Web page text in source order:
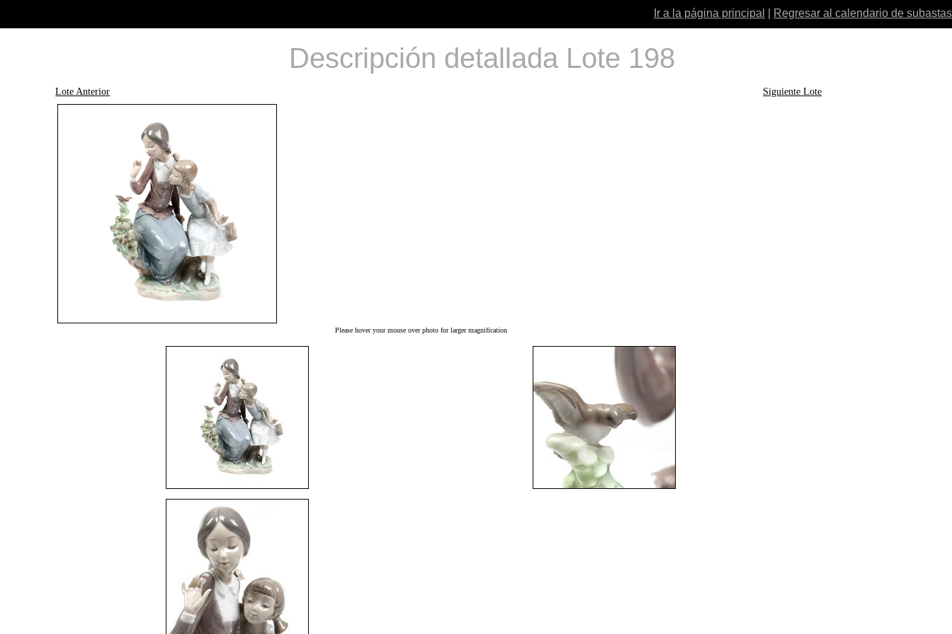
Ir a la página principal Regresar al calendario de subastas
Descripción detallada Lote 198
Lote Anterior Siguiente Lote
Please hover your mouse over photo for larger magnification